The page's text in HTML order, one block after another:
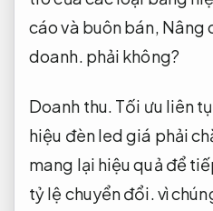
cáo và buôn bán, Nâng
doanh. phải không?
Doanh thu. Tối ưu liên
hiệu đèn led giá phải
mang lại hiệu quả để
tỷ lệ chuyển đổi.vì